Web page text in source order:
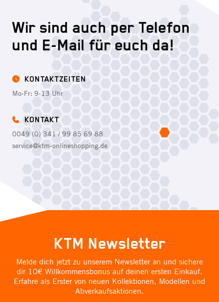
Wir sind auch per Telefon
und E-Mail für euch da!
KONTAKTZEITEN
Mo-Fr: 9-13 Uhr
KONTAKT
0049 (0) 341 / 99 85 69 88
service@ktm-onlineshopping.de
KTM Newsletter
Melde dich jetzt zu unserem Newsletter an und sichere
dir 10€ Willkommensbonus auf deinen ersten Einkauf.
Erfahre als Erster von neuen Kollektionen, Modellen und
Abverkaufsaktionen.